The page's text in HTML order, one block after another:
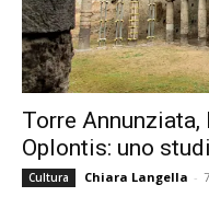
Torre
Oplontis: uno
Cultura Chiara Langella -